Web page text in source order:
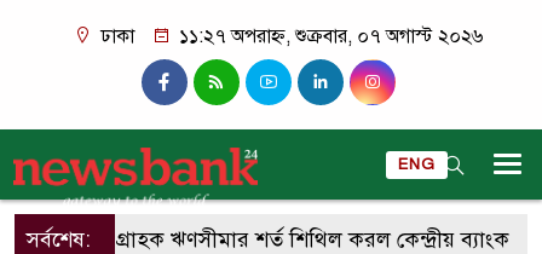
ঢাকা ১১:২৭ অপরাহ্ন, শুক্রবার, ০৭ অগাস্ট ২০২৬
ENG
সর্বশেষ:
একক গ্রাহক ঋণসীমার শর্ত শিথিল করল কেন্দ্রীয় ব্যাংক